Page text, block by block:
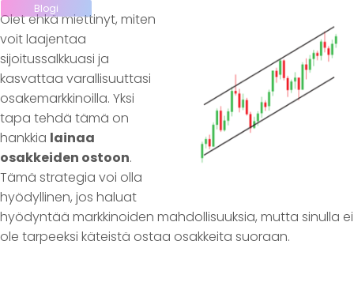
Blogi
Olet ehkä miettinyt, miten
voit laajentaa
sijoitussalkkuasi ja
kasvattaa varallisuuttasi
osakemarkkinoilla. Yksi
tapa tehdä tämä on
hankkia lainaa
osakkeiden ostoon.
Tämä strategia voi olla
hyödyllinen, jos haluat
hyödyntää markkinoiden mahdollisuuksia, mutta sinulla ei
ole tarpeeksi käteistä ostaa osakkeita suoraan.